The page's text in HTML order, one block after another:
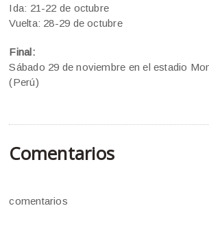
Ida: 21-22 de octubre
Vuelta: 28-29 de octubre
Final:
Sábado 29 de noviembre en el estadio
(Perú)
Comentarios
comentarios